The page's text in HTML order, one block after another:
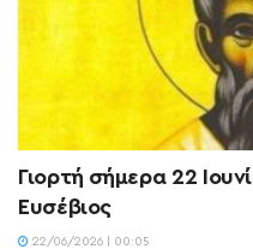
Γιορτή σήμερα 22
Ευσέβιος
22/06/2026 | 00:05